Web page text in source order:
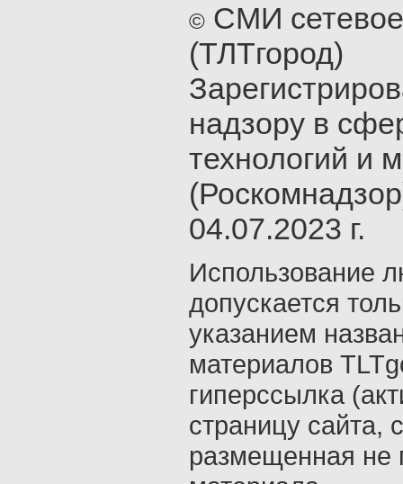
© СМИ
(ТЛТгород)
надзору в
технологий и
04.07.2023 г.
Использование
допускается
указанием
материалов
гиперссылка
страницу сайта,
размещенная не